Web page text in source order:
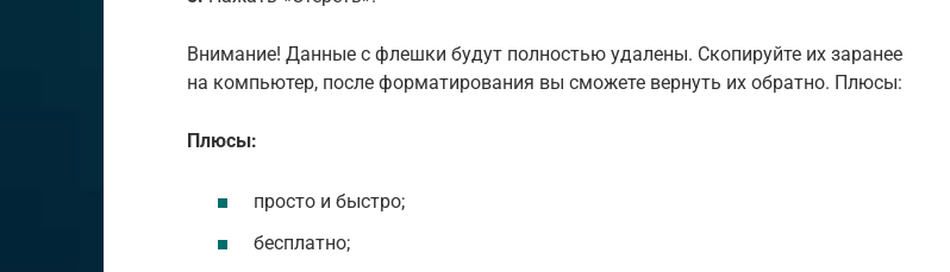
Внимание! Данные с флешки будут полностью удалены. Скопируйте их заранее
на компьютер, после форматирования вы сможете вернуть их обратно. Плюсы:
Плюсы:
просто и быстро;
бесплатно;